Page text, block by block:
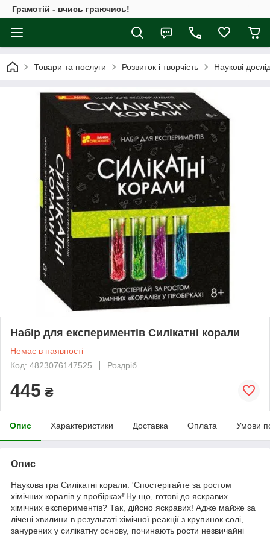
Грамотій - вчись граючись!
Товари та послуги Розвиток і творчість Наукові
Набір для експериментів Силікатні корали
Немає в наявності
Код: 4823076147525
Роздріб
445 ₴
Опис Характеристики Доставка Оплата Умови
Опис
Наукова гра Силікатні корали. 'Спостерігайте за ростом
хімічних коралів у пробірках!'Ну що, готові до яскравих
хімічних експериментів? Так, дійсно яскравих! Адже майже за
лічені хвилини в результаті хімічної реакції з крупинок солі,
занурених у силікатну основу, починають рости незвичайні